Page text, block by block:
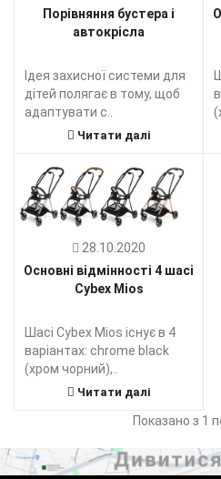
Порівняння бустера і
автокрісла
Ідея захисної системи для
дітей полягає в тому, щоб
адаптувати с..
Читати далі
28.10.2020
Основні відмінності 4 шасі
Cybex Mios
Шасі Cybex Mios існує в 4
варіантах: chrome black
(хром чорний),..
Читати далі
Показано з 1